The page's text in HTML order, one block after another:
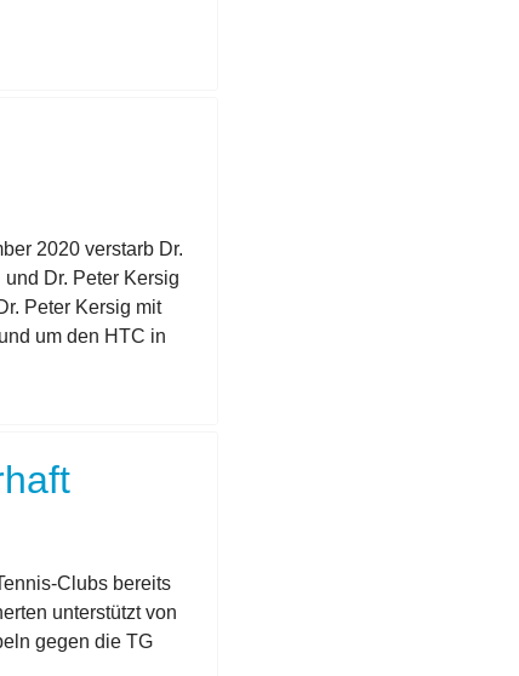
2020 verstarb Dr.
Dr. Peter Kersig
Peter Kersig mit
um den HTC in
Clubs bereits
unterstützt von
gegen die TG